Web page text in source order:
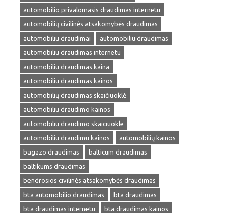
automobilio privalomasis draudimas internetu
automobilių civilinės atsakomybės draudimas
automobiliu draudimai
automobiliu draudimas
automobiliu draudimas internetu
automobiliu draudimas kaina
automobiliu draudimas kainos
automobilių draudimas skaičiuoklė
automobiliu draudimo kainos
automobiliu draudimo skaiciuokle
automobiliu draudimu kainos
automobilių kainos
bagazo draudimas
balticum draudimas
baltikums draudimas
bendrosios civilinės atsakomybės draudimas
bta automobilio draudimas
bta draudimas
bta draudimas internetu
bta draudimas kainos